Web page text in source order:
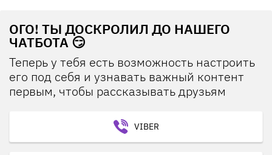
ОГО! ТЫ ДОСКРОЛИЛ ДО НАШЕГО
ЧАТБОТА 😏
Теперь у тебя есть возможность настроить
его под себя и узнавать важный контент
первым, чтобы рассказывать друзьям
VIBER